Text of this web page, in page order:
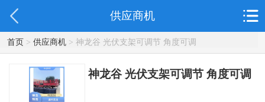
供应商机
首页> 供应商机> 神龙谷 光伏支架可调节 角度可调
神龙谷 光伏支架可调节 角度可调